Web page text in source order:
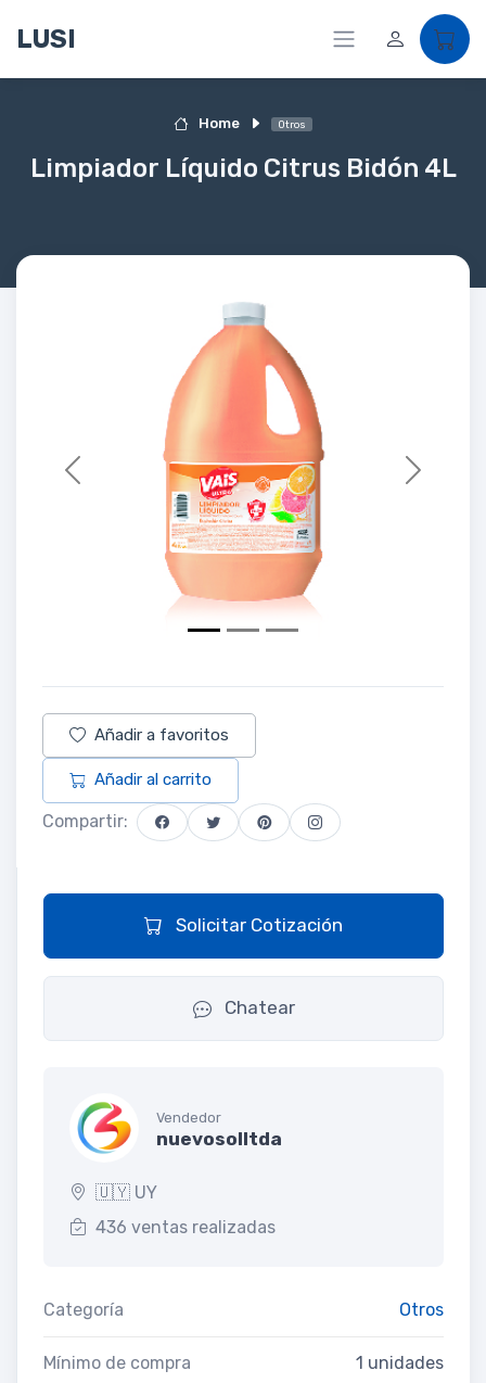
LUSI
Home Otros
Limpiador Líquido Citrus Bidón 4L
Previous Next
Añadir a favoritos
Añadir al carrito
Compartir:
Solicitar Cotización
Chatear
Vendedor
nuevosolltda
🇺🇾 UY
436 ventas realizadas
Categoría Otros
Mínimo de compra 1 unidades